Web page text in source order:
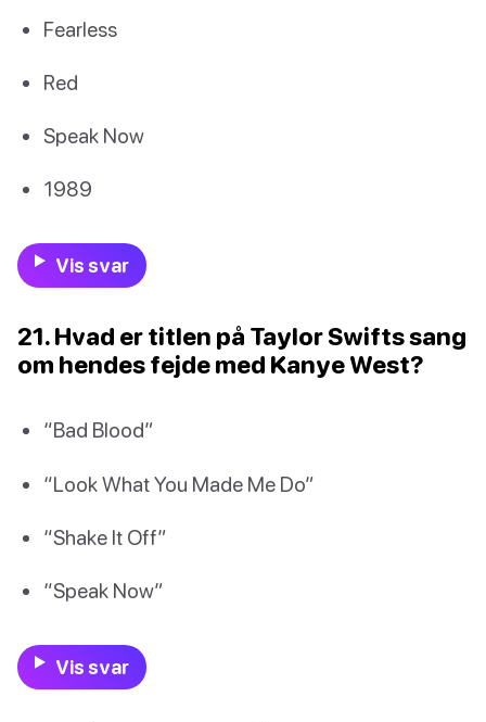
Fearless
Red
Speak Now
1989
Vis svar
21. Hvad er titlen på Taylor Swifts sang
om hendes fejde med Kanye West?
“Bad Blood”
“Look What You Made Me Do”
“Shake It Off”
“Speak Now”
Vis svar